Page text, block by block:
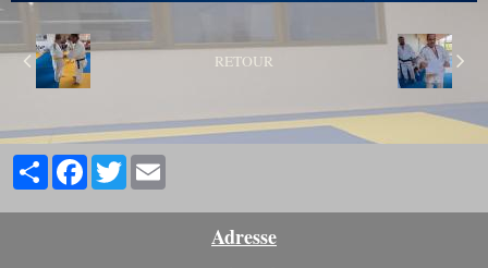
RETOUR
PartagerFacebook
Twitter
Adresse